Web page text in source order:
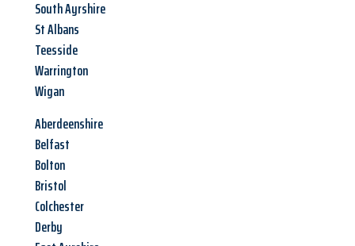
South Ayrshire
St Albans
Teesside
Warrington
Wigan
Aberdeenshire
Belfast
Bolton
Bristol
Colchester
Derby